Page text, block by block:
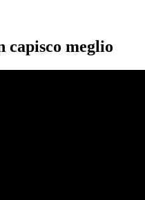
capisco meglio